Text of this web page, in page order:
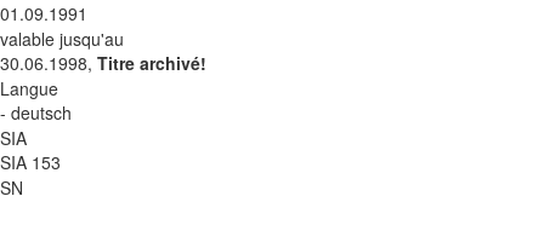
01.09.1991
valable jusqu'au
30.06.1998, Titre archivé!
Langue
- deutsch
SIA
SIA 153
SN